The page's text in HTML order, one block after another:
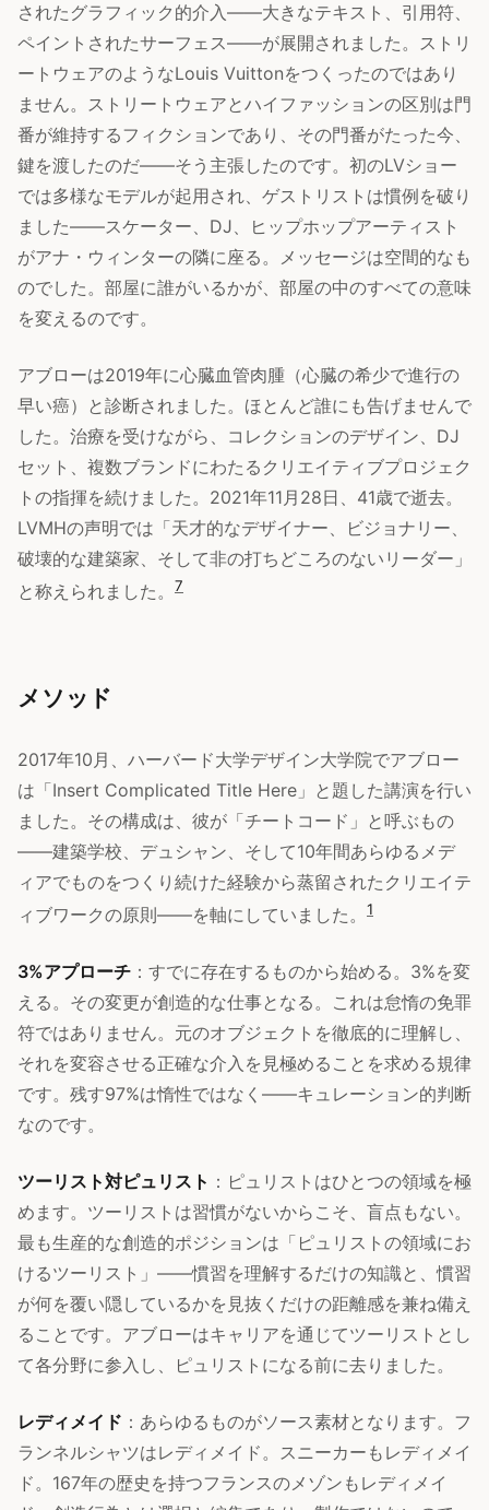
されたグラフィック的介入——大きなテキスト、引用符、
ペイントされたサーフェス——が展開されました。ストリ
ートウェアのようなLouis Vuittonをつくったのではあり
ません。ストリートウェアとハイファッションの区別は門
番が維持するフィクションであり、その門番がたった今、
鍵を渡したのだ——そう主張したのです。初のLVショー
では多様なモデルが起用され、ゲストリストは慣例を破り
ました——スケーター、DJ、ヒップホップアーティスト
がアナ・ウィンターの隣に座る。メッセージは空間的なも
のでした。部屋に誰がいるかが、部屋の中のすべての意味
を変えるのです。
アブローは2019年に心臓血管肉腫（心臓の希少で進行の
早い癌）と診断されました。ほとんど誰にも告げませんで
した。治療を受けながら、コレクションのデザイン、DJ
セット、複数ブランドにわたるクリエイティブプロジェク
トの指揮を続けました。2021年11月28日、41歳で逝去。
LVMHの声明では「天才的なデザイナー、ビジョナリー、
破壊的な建築家、そして非の打ちどころのないリーダー」
と称えられました。
7
メソッド
2017年10月、ハーバード大学デザイン大学院でアブロー
は「Insert Complicated Title Here」と題した講演を行い
ました。その構成は、彼が「チートコード」と呼ぶもの
——建築学校、デュシャン、そして10年間あらゆるメデ
ィアでものをつくり続けた経験から蒸留されたクリエイテ
ィブワークの原則——を軸にしていました。
1
3%アプローチ ：すでに存在するものから始める。3%を変
える。その変更が創造的な仕事となる。これは怠惰の免罪
符ではありません。元のオブジェクトを徹底的に理解し、
それを変容させる正確な介入を見極めることを求める規律
です。残す97%は惰性ではなく——キュレーション的判断
なのです。
ツーリスト対ピュリスト ：ピュリストはひとつの領域を極
めます。ツーリストは習慣がないからこそ、盲点もない。
最も生産的な創造的ポジションは「ピュリストの領域にお
けるツーリスト」——慣習を理解するだけの知識と、慣習
が何を覆い隠しているかを見抜くだけの距離感を兼ね備え
ることです。アブローはキャリアを通じてツーリストとし
て各分野に参入し、ピュリストになる前に去りました。
レディメイド ：あらゆるものがソース素材となります。フ
ランネルシャツはレディメイド。スニーカーもレディメイ
ド。167年の歴史を持つフランスのメゾンもレディメイ